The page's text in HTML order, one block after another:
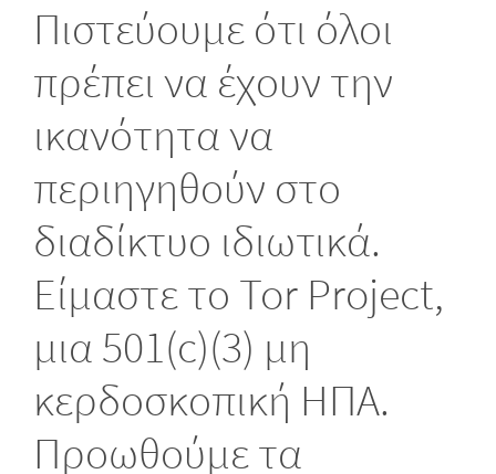
Πιστεύουμε ότι όλοι
πρέπει να έχουν την
ικανότητα να
περιηγηθούν στο
διαδίκτυο ιδιωτικά.
Είμαστε το Tor Project,
μια 501(c)(3) μη
κερδοσκοπική ΗΠΑ.
Προωθούμε τα